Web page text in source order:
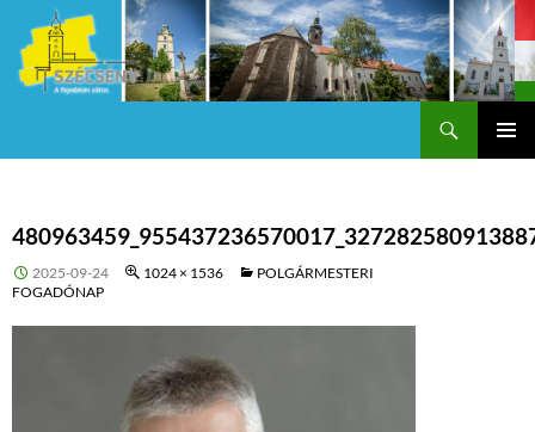
2025-09-24 1024 × 1536
POLGÁRMESTERI
FOGADÓNAP